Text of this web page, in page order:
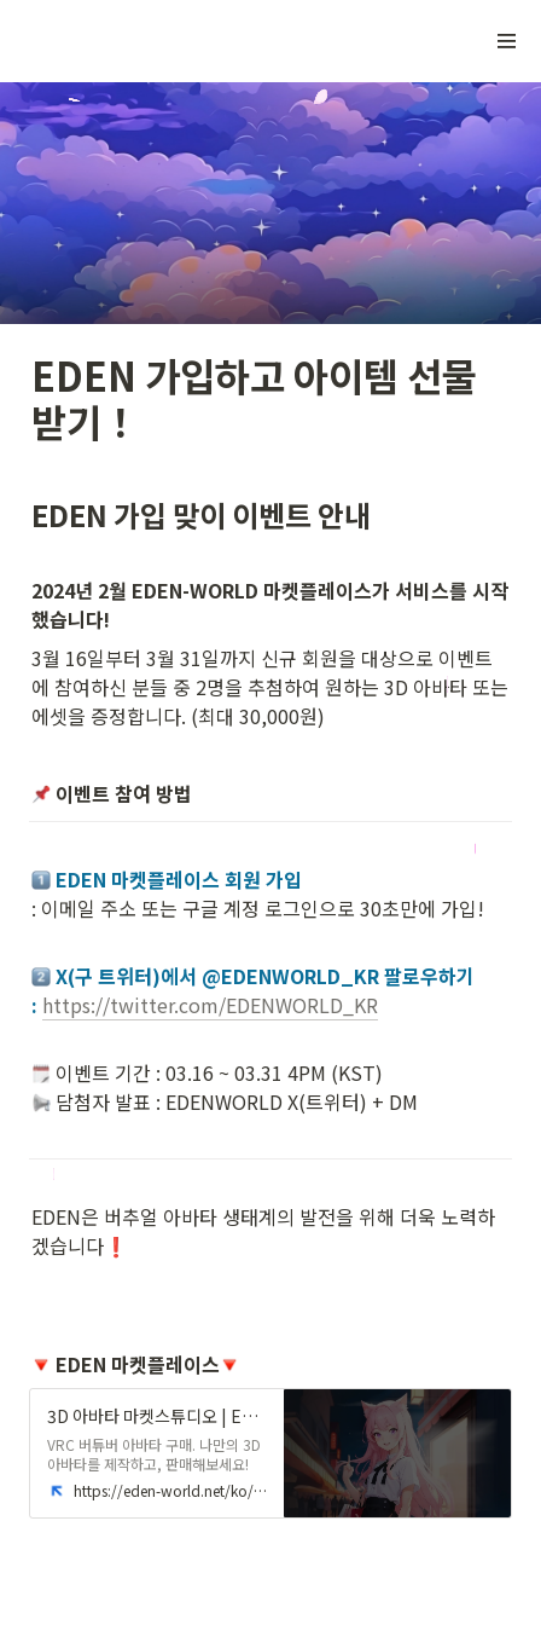
EDEN 가입하고 아이템 선물
받기 ！
EDEN 가입 맞이 이벤트 안내
2024년 2월 EDEN-WORLD 마켓플레이스가 서비스를 시작
했습니다!
3월 16일부터 3월 31일까지 신규 회원을 대상으로 이벤트
에 참여하신 분들 중 2명을 추첨하여 원하는 3D 아바타 또는
에셋을 증정합니다. (최대 30,000원)
이벤트 참여 방법
: 이메일 주소 또는 구글 계정 로그인으로 30초만에 가입!
X(구 트위터)에서 @EDENWORLD_KR 팔로우하기
: https://twitter.com/EDENWORLD_KR
담첨자 발표 : EDENWORLD X(트위터) + DM
EDEN은 버추얼 아바타 생태계의 발전을 위해 더욱 노력하
겠습니다 ❗️
EDEN 마켓플레이스
3D 아바타 마켓스튜디오 | EDEN 에덴
VRC 버튜버 아바타 구매. 나만의 3D
아바타를 제작하고, 판매해보세요!
https://eden-world.net/ko/market